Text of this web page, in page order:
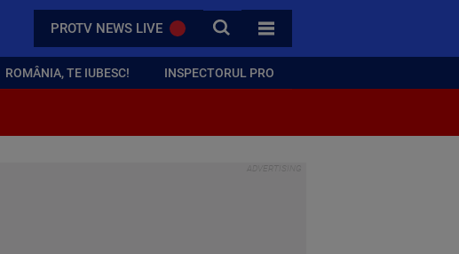
PROTV NEWS LIVE CAUTA
TOATE CATEGORIILE
ROMÂNIA, TE IUBESC! INSPECTORUL PRO